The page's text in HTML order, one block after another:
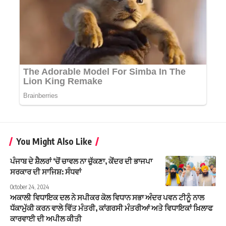
You Might Also Like
ਪੰਜਾਬ ਦੇ ਸ਼ੈਲਰਾਂ ‘ਚੋਂ ਚਾਵਲ ਨਾ ਚੁੱਕਣਾ, ਕੇਂਦਰ ਦੀ ਭਾਜਪਾ
ਸਰਕਾਰ ਦੀ ਸਾਜਿਸ਼: ਸੰਧਵਾਂ
October 24, 2024
ਅਕਾਲੀ ਵਿਧਾਇਕ ਦਲ ਨੇ ਸਪੀਕਰ ਕੋਲ ਵਿਧਾਨ ਸਭਾ ਅੰਦਰ ਪਵਨ ਟੀਨੂੰ ਨਾਲ
ਧੱਕਾਮੁੱਕੀ ਕਰਨ ਵਾਲੇ ਵਿੱਤ ਮੰਤਰੀ, ਕਾਂਗਰਸੀ ਮੰਤਰੀਆਂ ਅਤੇ ਵਿਧਾਇਕਾਂ ਖ਼ਿਲਾਫ
ਕਾਰਵਾਈ ਦੀ ਅਪੀਲ ਕੀਤੀ